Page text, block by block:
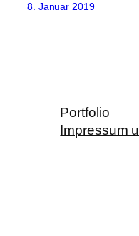
8. Januar 2019
Portfolio
Impressum